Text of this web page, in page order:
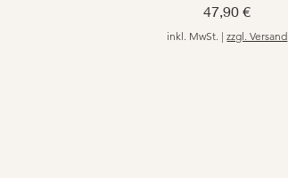
Preis
47,90 €
inkl. MwSt. |zzgl. Versand